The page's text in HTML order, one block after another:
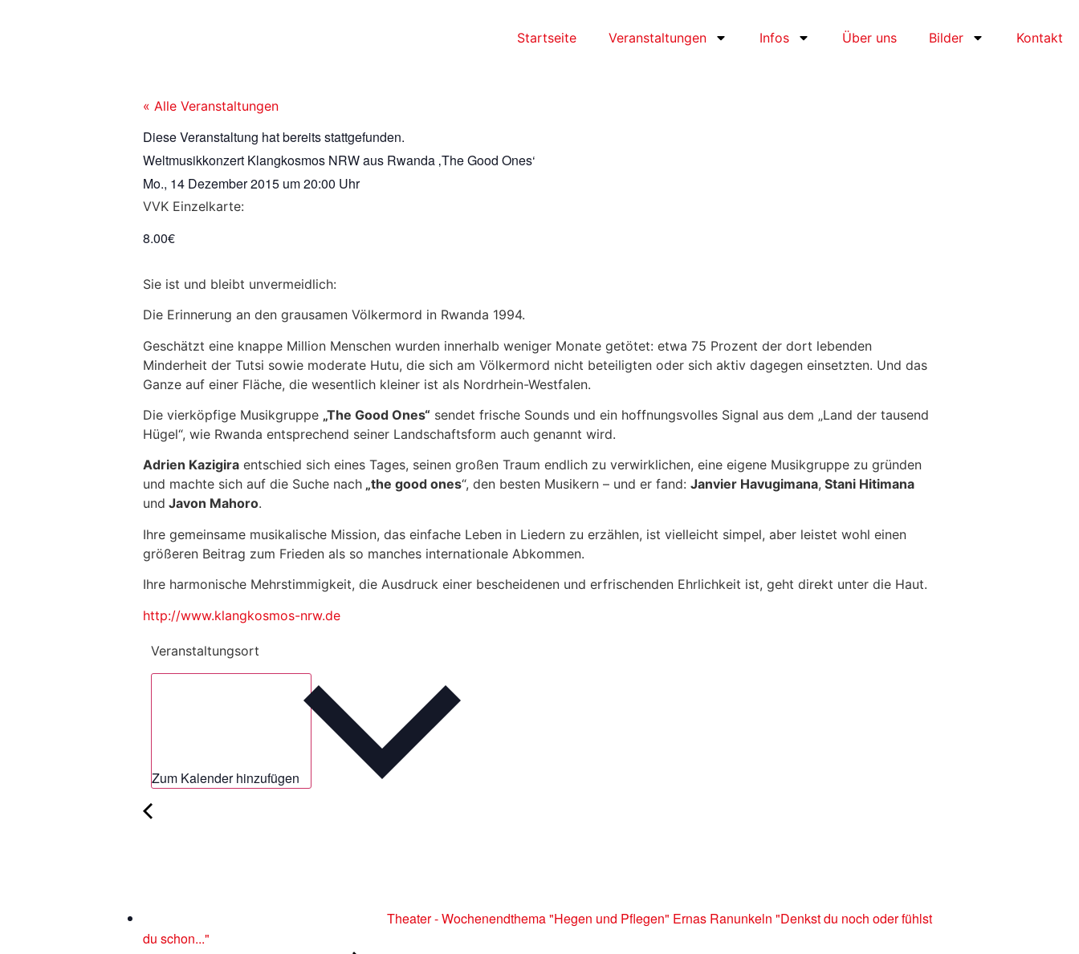
Startseite Veranstaltungen Infos Über uns Bilder Kontakt
« Alle Veranstaltungen
Diese Veranstaltung hat bereits stattgefunden.
Weltmusikkonzert Klangkosmos NRW aus Rwanda ‚The Good Ones‘
Mo., 14 Dezember 2015 um20:00 Uhr
VVK Einzelkarte:
8.00€
Sie ist und bleibt unvermeidlich:
Die Erinnerung an den grausamen Völkermord in Rwanda 1994.
Geschätzt eine knappe Million Menschen wurden innerhalb weniger Monate getötet: etwa 75 Prozent der dort lebenden
Minderheit der Tutsi sowie moderate Hutu, die sich am Völkermord nicht beteiligten oder sich aktiv dagegen einsetzten. Und das
Ganze auf einer Fläche, die wesentlich kleiner ist als Nordrhein-Westfalen.
Die vierköpfige Musikgruppe „The Good Ones“ sendet frische Sounds und ein hoffnungsvolles Signal aus dem „Land der tausend
Hügel“, wie Rwanda entsprechend seiner Landschaftsform auch genannt wird.
Adrien Kazigira entschied sich eines Tages, seinen großen Traum endlich zu verwirklichen, eine eigene Musikgruppe zu gründen
und machte sich auf die Suche nach „the good ones“, den besten Musikern – und er fand: Janvier Havugimana, Stani Hitimana
und Javon Mahoro.
Ihre gemeinsame musikalische Mission, das einfache Leben in Liedern zu erzählen, ist vielleicht simpel, aber leistet wohl einen
größeren Beitrag zum Frieden als so manches internationale Abkommen.
Ihre harmonische Mehrstimmigkeit, die Ausdruck einer bescheidenen und erfrischenden Ehrlichkeit ist, geht direkt unter die Haut.
http://www.klangkosmos-nrw.de
Veranstaltungsort
Zum Kalender hinzufügen
Theater - Wochenendthema "Hegen und Pflegen" Ernas Ranunkeln "Denkst du noch oder fühlst
du schon..."